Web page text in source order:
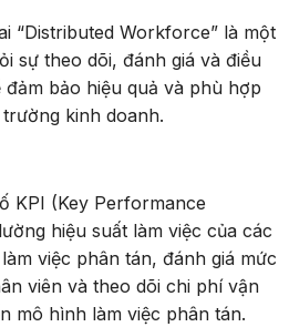
“Distributed Workforce” là một
sự theo dõi, đánh giá và điều
bảo hiệu quả và phù hợp
kinh doanh.
KPI (Key Performance
hiệu suất làm việc của các
việc phân tán, đánh giá mức
viên và theo dõi chi phí vận
mô hình làm việc phân tán.